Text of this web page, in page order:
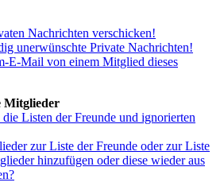
Nachrichten verschicken!
unerwünschte Private Nachrichten!
E-Mail von einem Mitglied dieses
Mitglieder
Listen der Freunde und ignorierten
zur Liste der Freunde oder zur Liste
hinzufügen oder diese wieder aus